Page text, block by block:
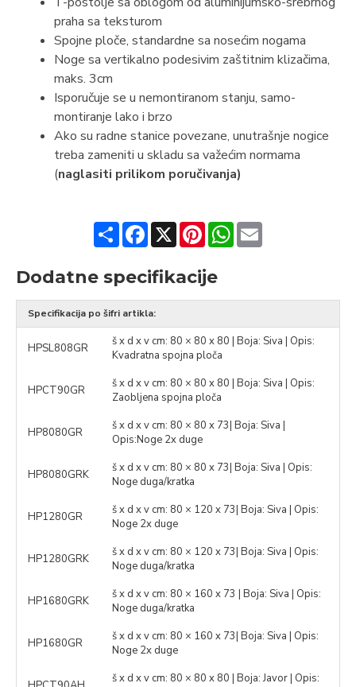
praha sa teksturom
Spojne ploče, standardne sa nosećim nogama
Noge sa vertikalno podesivim zaštitnim klizačima,
maks. 3cm
Isporučuje se u nemontiranom stanju, samo-
montiranje lako i brzo
Ako su radne stanice povezane, unutrašnje nogice
treba zameniti u skladu sa važećim normama
(naglasiti prilikom poručivanja)
ShareFacebook
X PinterestWhatsApp
Email
Dodatne specifikacije
Specifikacija po šifri artikla:
HPSL808GR
š x d x v cm: 80 × 80 x 80 | Boja: Siva | Opis:
Kvadratna spojna ploča
HPCT90GR
š x d x v cm: 80 × 80 x 80 | Boja: Siva | Opis:
Zaobljena spojna ploča
HP8080GR
š x d x v cm: 80 × 80 x 73| Boja: Siva |
Opis:Noge 2x duge
HP8080GRK
š x d x v cm: 80 × 80 x 73| Boja: Siva | Opis:
Noge duga/kratka
HP1280GR
š x d x v cm: 80 × 120 x 73| Boja: Siva | Opis:
Noge 2x duge
HP1280GRK
š x d x v cm: 80 × 120 x 73| Boja: Siva | Opis:
Noge duga/kratka
HP1680GRK
š x d x v cm: 80 × 160 x 73 | Boja: Siva | Opis:
Noge duga/kratka
HP1680GR
š x d x v cm: 80 × 160 x 73| Boja: Siva | Opis:
Noge 2x duge
š x d x v cm: 80 × 80 x 80 | Boja: Javor | Opis: